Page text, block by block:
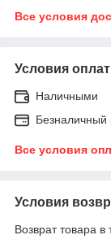
Все условия
Условия
Наличными
Безналичный
Все условия
Условия
Возврат товара